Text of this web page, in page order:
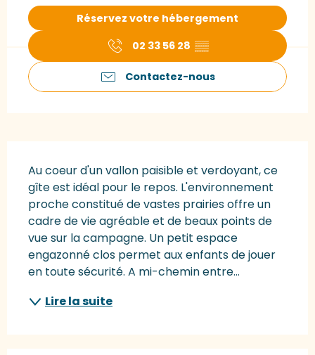
Réservez votre hébergement
02 33 56 28 ▒▒
Contactez-nous
Au coeur d'un vallon paisible et verdoyant, ce
gîte est idéal pour le repos. L'environnement
proche constitué de vastes prairies offre un
cadre de vie agréable et de beaux points de
vue sur la campagne. Un petit espace
engazonné clos permet aux enfants de jouer
en toute sécurité. A mi-chemin entre...
Lire la suite